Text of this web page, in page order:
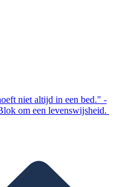
niet altijd in een bed." -
om een levenswijsheid.